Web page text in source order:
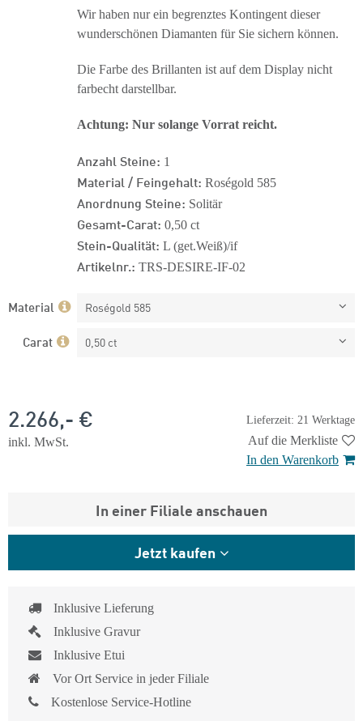
Wir haben nur ein begrenztes Kontingent dieser
wunderschönen Diamanten für Sie sichern können.
Die Farbe des Brillanten ist auf dem Display nicht
farbecht darstellbar.
Achtung: Nur solange Vorrat reicht.
Anzahl Steine: 1
Material / Feingehalt: Roségold 585
Anordnung Steine: Solitär
Gesamt-Carat: 0,50 ct
Stein-Qualität: L (get.Weiß)/if
Artikelnr.: TRS-DESIRE-IF-02
Material Roségold 585
Carat 0,50 ct
Lieferzeit: 21 Werktage
2.266,- €
inkl. MwSt.
Auf die Merkliste
In den Warenkorb
In einer Filiale anschauen
Jetzt kaufen
Inklusive Lieferung
Inklusive Gravur
Inklusive Etui
Vor Ort Service in jeder Filiale
Kostenlose Service-Hotline